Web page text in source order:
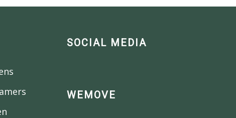
SOCIAL MEDIA
WEMOVE